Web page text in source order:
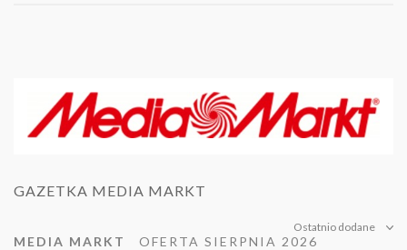
GAZETKA MEDIA MARKT
Ostatnio dodane
MEDIA MARKT OFERTA SIERPNIA 2026